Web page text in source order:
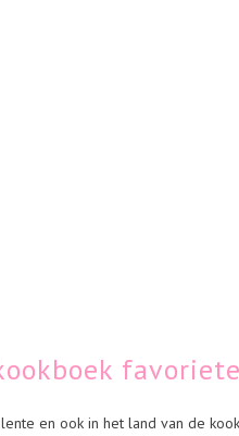
en ook in het land van de